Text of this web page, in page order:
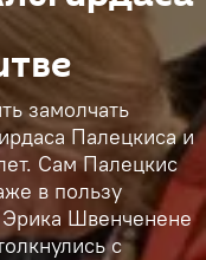
замолчать
Палецкиса и
Сам Палецкис
в пользу
Швенченене
с